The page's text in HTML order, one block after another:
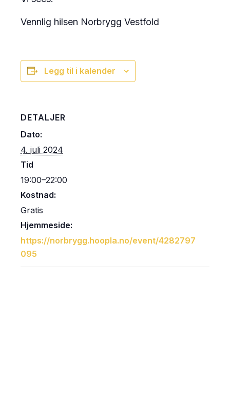
Vennlig hilsen Norbrygg Vestfold
Legg til i kalender
DETALJER
Dato:
4. juli 2024
Tid
19:00–22:00
Kostnad:
Gratis
Hjemmeside:
https://norbrygg.hoopla.no/event/4282797
095